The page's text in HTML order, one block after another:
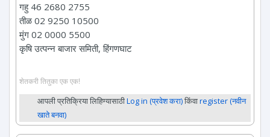
गहु 46 2680 2755
तीळ 02 9250 10500
मुंग 02 0000 5500
कृषि उत्पन्न बाजार समिती, हिंगणघाट
शेतकरी तितुका एक एक!
आपली प्रतिक्रिया लिहिण्यासाठीLog in (प्रवेश करा)किंवाregister (नवीन
खाते बनवा)